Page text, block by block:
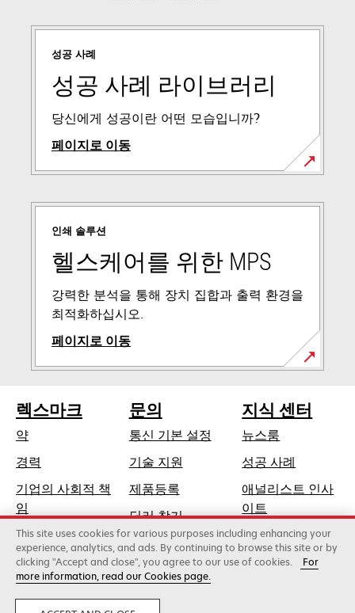
성공 사례
성공 사례 라이브러리
당신에게 성공이란 어떤 모습입니까?
페이지로 이동
인쇄 솔루션
헬스케어를 위한 MPS
강력한 분석을 통해 장치 집합과 출력 환경을
최적화하십시오.
페이지로 이동
렉스마크
약
경력
기업의 사회적 책
임
에
서
열
림
지속가능성
문의
통신 기본 설정
기술 지원
서
열
림
제품등록
딜러 찾기
지식 센터
뉴스룸
성공 사례
애널리스트 인사
이트
Lexmark International, Inc., 제록스 계열사
©2026 판권 소유.
This site uses cookies for various purposes including enhancing your
experience, analytics, and ads. By continuing to browse this site or by
clicking "Accept and close", you agree to our use of cookies.
For
more information, read our Cookies page.